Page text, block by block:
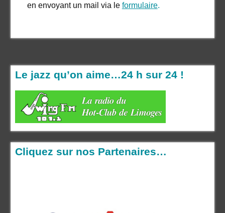
en envoyant un mail via le formulaire.
Le jazz qu’on aime…24 h sur 24 !
Cliquez sur nos Partenaires…